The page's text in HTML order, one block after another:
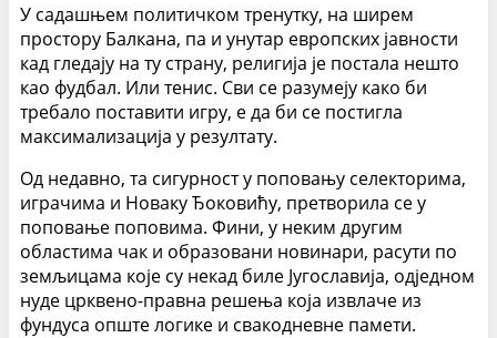
У садашњем политичком тренутку, на ширем
простору Балкана, па и унутар европских јавности
кад гледају на ту страну, религија је постала нешто
као фудбал. Или тенис. Сви се разумеју како би
требало поставити игру, е да би се постигла
максимализација у резултату.
Од недавно, та сигурност у поповању селекторима,
играчима и Новаку Ђоковићу, претворила се у
поповање поповима. Фини, у неким другим
областима чак и образовани новинари, расути по
земљицама које су некад биле Југославија, одједном
нуде црквено-правна решења која извлаче из
фундуса опште логике и свакодневне памети.